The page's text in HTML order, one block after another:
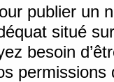
publier un
situé
besoin
permissions